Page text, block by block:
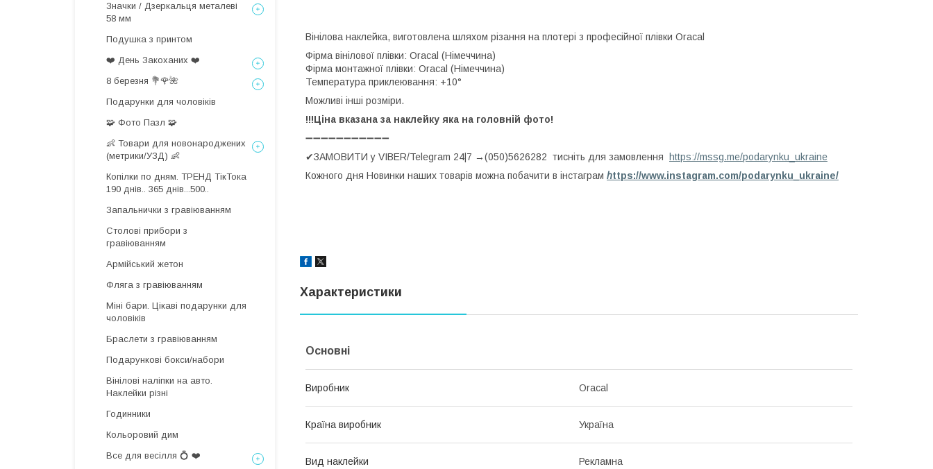
Вінілова наклейка, виготовлена шляхом різання на плотері з професійної плівки Oracal
Фірма вінілової плівки: Oracal (Німеччина)
Фірма монтажної плівки: Oracal (Німеччина)
Температура приклеювання: +10°
Можливі інші розміри.
!!!Ціна вказана за наклейку яка на головній фото!
➖➖➖➖➖➖➖➖➖➖➖
✔ЗАМОВИТИ у VIBER/Telegram 24|7 →(050)5626282 тисніть для замовлення
https://mssg.me/podarynku_ukraine
Кожного дня Новинки наших товарів можна побачити в інстаграм https://www.instagram.com/podarynku_ukraine/
Характеристики
Основні
Виробник Oracal
Країна виробник Україна
Вид наклейки Рекламна
Значки / Дзеркальця металеві
58 мм
Подушка з принтом
❤️ День Закоханих ❤️
8 березня 💐🌹🌺
Подарунки для чоловіків
🧩 Фото Пазл 🧩
👶 Товари для новонароджених
(метрики/УЗД) 👶
Копілки по дням. ТРЕНД ТікТока
190 днів.. 365 днів...500..
Запальнички з гравіюванням
Столові прибори з
гравіюванням
Армійський жетон
Фляга з гравіюванням
Міні бари. Цікаві подарунки для
чоловіків
Браслети з гравіюванням
Подарункові бокси/набори
Вінілові наліпки на авто.
Наклейки різні
Годинники
Кольоровий дим
Все для весілля 💍 ❤️